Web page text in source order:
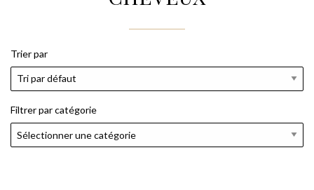
Trier par
Filtrer par catégorie